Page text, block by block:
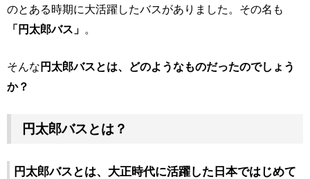
のとある時期に大活躍したバスがありました。その名も
「円太郎バス」 。
そんな 円太郎バスとは、どのようなものだったのでしょう
か？
円太郎バスとは？
円太郎バスとは、大正時代に活躍した日本ではじめて